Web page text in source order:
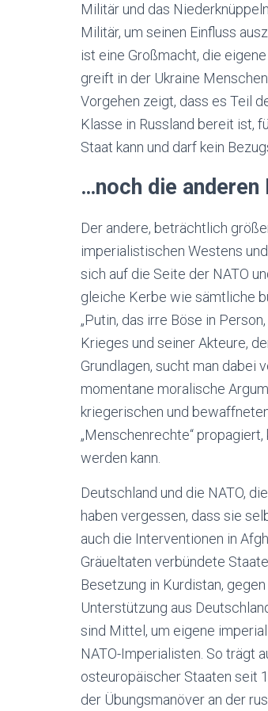
Militär und das
Militär, um seinen Einfluss
ist eine Großmacht, die
greift in der Ukraine
Vorgehen zeigt, dass es Teil
Klasse in Russland bereit ist,
Staat kann und darf kein
…noch die
Der andere, beträchtlich
imperialistischen Westens
sich auf die Seite der NATO
gleiche Kerbe wie sämtliche
„Putin, das irre Böse in
Krieges und seiner Akteure,
Grundlagen, sucht man dabei
momentane moralische
kriegerischen und
„Menschenrechte“
werden kann.
Deutschland und die NATO,
haben vergessen, dass sie
auch die Interventionen in
Gräueltaten verbündete
Besetzung in Kurdistan,
Unterstützung aus
sind Mittel, um eigene
NATO-Imperialisten. So trägt
osteuropäischer Staaten seit
der Übungsmanöver an der